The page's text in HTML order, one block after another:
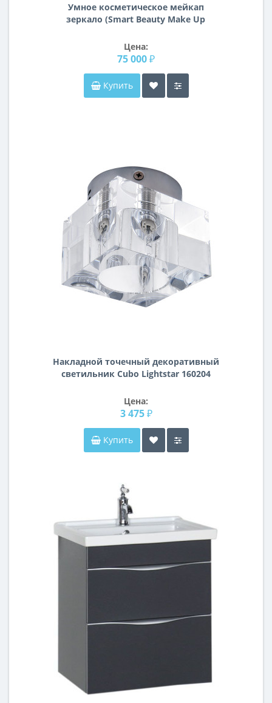
Умное косметическое мейкап
зеркало (Smart Beauty Make Up
Цена:
75 000 ₽
Купить
Накладной точечный декоративный
светильник Cubo Lightstar 160204
Цена:
3 475 ₽
Купить